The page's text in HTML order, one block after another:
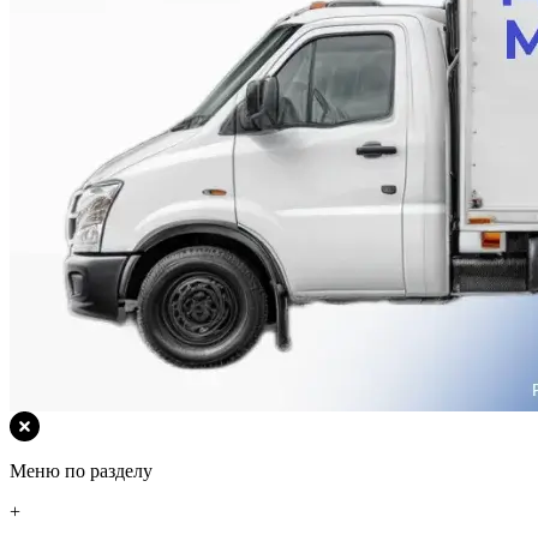
Меню по разделу
+